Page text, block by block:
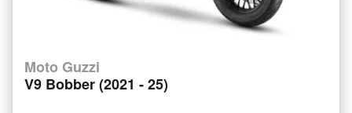
Moto Guzzi
V9 Bobber (2021 - 25)